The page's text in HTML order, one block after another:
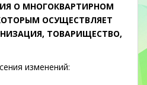
О МНОГОКВАРТИРНОМ
ОСУЩЕСТВЛЯЕТ
ТОВАРИЩЕСТВО,
изменений: